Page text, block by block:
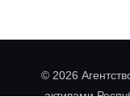
© 2026